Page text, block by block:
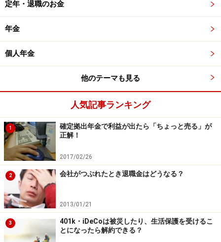
定年・退職のお金
年金
個人年金
他のテーマも見る
人気記事ランキング
1
確定拠出年金で利益が出たら「ちょっと売る」が
正解！
2017/02/26
2 会社がつぶれたとき退職金はどうなる？
2013/01/21
3
401k・iDeCoは被災したり、生活保護を受けるこ
とになったら解約できる？